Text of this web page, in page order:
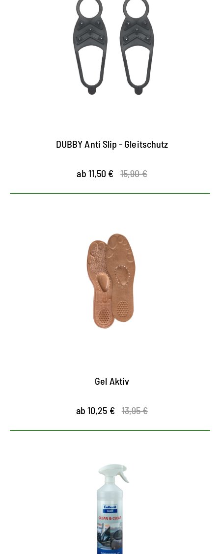
DUBBY Anti Slip - Gleitschutz
ab 11,50 € 15,90 €
Wohlfühl-Sohle
Gel-Applikationen auf der Sohle sorgen für eine
optimale Stoßdämpfung
hoher Tragekomfort duch hautfreundliches,
feuchtigkeitsabsorbierendes Obermaterial
Gel Aktiv
ab 10,25 € 13,95 €
Scheibenenteiser und
Scheibenreiniger in Einem!
Im Winter: Schnell eisfreie Scheiben und klare